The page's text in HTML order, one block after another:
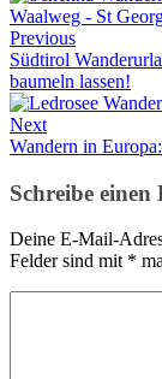
Previous
Südtirol
baumeln lassen!
Next
Wandern in
Schreibe
Deine E-Mail-
Felder sind mit *